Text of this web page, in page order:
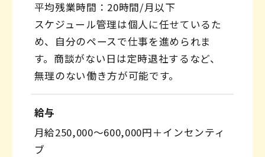
平均残業時間：20時間/月以下
スケジュール管理は個人に任せているた
め、自分のペースで仕事を進められま
す。商談がない日は定時退社するなど、
無理のない働き方が可能です。
給与
月給250,000〜600,000円＋インセンティ
ブ